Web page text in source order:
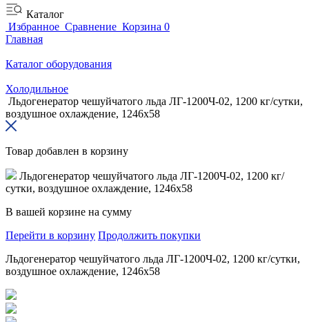
Каталог
Избранное Сравнение Корзина 0
Главная
Каталог оборудования
Холодильное
Льдогенератор чешуйчатого льда ЛГ-1200Ч-02, 1200 кг/сутки,
воздушное охлаждение, 1246х58
Товар добавлен в корзину
Льдогенератор чешуйчатого льда ЛГ-1200Ч-02, 1200 кг/
сутки, воздушное охлаждение, 1246х58
В вашей корзине на сумму
Перейти в корзину Продолжить покупки
Льдогенератор чешуйчатого льда ЛГ-1200Ч-02, 1200 кг/сутки,
воздушное охлаждение, 1246х58